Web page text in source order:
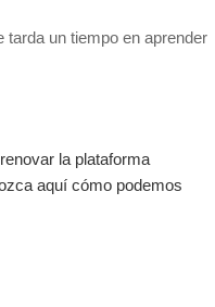
tarda un tiempo en aprender
la plataforma
aquí cómo podemos